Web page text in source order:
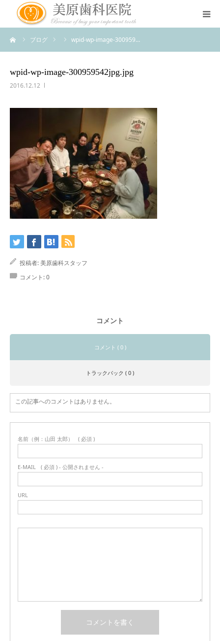
ブログ wpid-wp-image-300959…
wpid-wp-image-300959542jpg.jpg
2016.12.12
投稿者:美原歯科スタッフ
コメント:0
コメント
コメント ( 0 )
トラックバック ( 0 )
この記事へのコメントはありません。
名前（例：山田 太郎） ( 必須 )
E-MAIL ( 必須 ) - 公開されません -
URL
医院のコンセプト
診療案内
スタッフ紹介
スタッフブログ